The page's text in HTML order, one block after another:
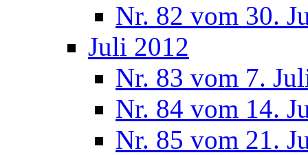
Nr. 82 vom 30.
Juli 2012
Nr. 83 vom 7.
Nr. 84 vom 14.
Nr. 85 vom 21.